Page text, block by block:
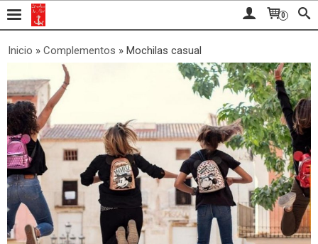
0
Inicio » Complementos » Mochilas casual